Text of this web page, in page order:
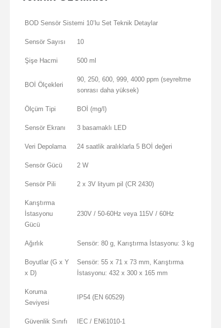
BOD Sensör Sistemi 10’lu Set Teknik Detaylar
Sensör Sayısı 10
Şişe Hacmi 500 ml
BOİ Ölçekleri
90, 250, 600, 999, 4000 ppm (seyreltme
sonrası daha yüksek)
Ölçüm Tipi BOİ (mg/l)
Sensör Ekranı 3 basamaklı LED
Veri Depolama 24 saatlik aralıklarla 5 BOİ değeri
Sensör Gücü 2 W
Sensör Pili 2 x 3V lityum pil (CR 2430)
Karıştırma
İstasyonu
Gücü
230V / 50-60Hz veya 115V / 60Hz
Ağırlık Sensör: 80 g, Karıştırma İstasyonu: 3 kg
Boyutlar (G x Y
x D)
Sensör: 55 x 71 x 73 mm, Karıştırma
İstasyonu: 432 x 300 x 165 mm
Koruma
Seviyesi
IP54 (EN 60529)
Güvenlik Sınıfı IEC / EN61010-1